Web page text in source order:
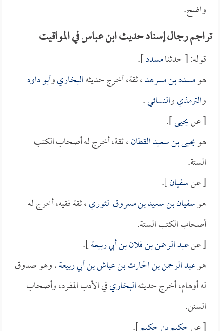
واضح.
تراجم رجال إسناد حديث ابن عباس في المواقيت
قوله: [ حدثنامسدد].
هومسدد بن مسرهد، ثقة، أخرج حديثهالبخاريوأبو داود
والترمذيوالنسائي.
[ عنيحيى].
هويحيى بن سعيد القطان، ثقة، أخرج له أصحاب الكتب
الستة.
[ عنسفيان].
هوسفيان بن سعيد بن مسروق الثوري، ثقة فقيه، أخرج له
أصحاب الكتب الستة.
[ عنعبد الرحمن بن فلان بن أبي ربيعة].
هوعبد الرحمن بن الحارث بن عياش بن أبي ربيعة، وهو صدوق
له أوهام، أخرج حديثهالبخاريفي الأدب المفرد، وأصحاب
السنن.